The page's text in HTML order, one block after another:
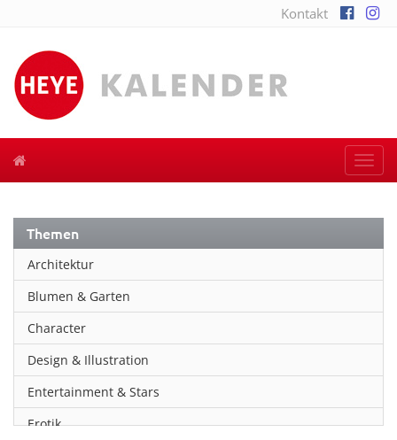
Kontakt
Themen
Architektur
Blumen & Garten
Character
Design & Illustration
Entertainment & Stars
Erotik